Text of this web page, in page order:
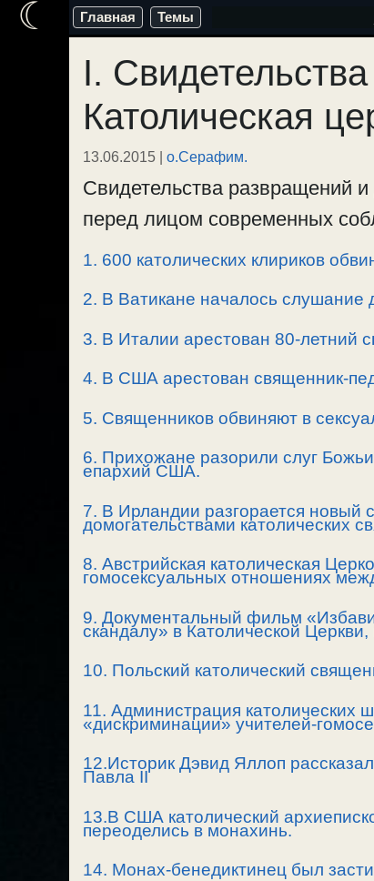
Перейти
Главная Темы
I.
Католическая
13.06.2015 | о.Серафим.
Свидетельства развращений
перед лицом современных
1. 600 католических клириков
2. В Ватикане началось
3. В Италии арестован 80-летний
4. В США арестован священник-
5. Священников обвиняют в
6. Прихожане разорили слуг
епархий США.
7. В Ирландии разгорается новый
домогательствами католических
8. Австрийская католическая
гомосексуальных отношениях
9. Документальный фильм
скандалу» в Католической
10. Польский католический
11. Администрация католических
«дискриминации» учителей-
12.Историк Дэвид Яллоп
Павла II
13.В США католический
переоделись в монахинь.
14. Монах-бенедиктинец был
☾